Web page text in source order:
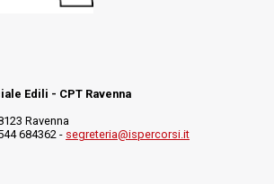
Edili - CPT Ravenna
Ravenna
684362 - segreteria@ispercorsi.it